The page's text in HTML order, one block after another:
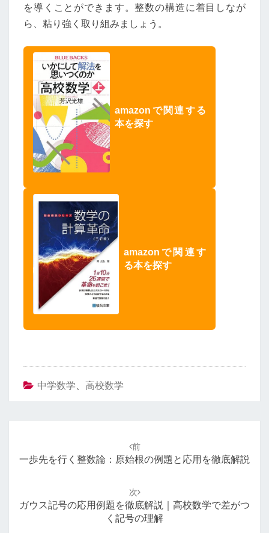
を導くことができます。整数の構造に着目しなが
ら、粘り強く取り組みましょう。
amazonで関連する
本を探す
amazonで関連す
る本を探す
中学数学 高校数学
ナ
シ
前
一歩先を行く整数論：原始根の例題と応用を徹底解説
次
ガウス記号の応用例題を徹底解説｜高校数学で差がつ
く記号の理解